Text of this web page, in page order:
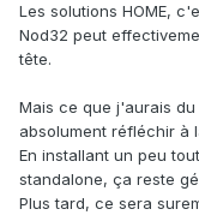
Les solutions HOME,
Nod32 peut
tête.
Mais ce que j'aurais
absolument réfléchir à
En installant un peu
standalone, ça reste
Plus tard, ce sera